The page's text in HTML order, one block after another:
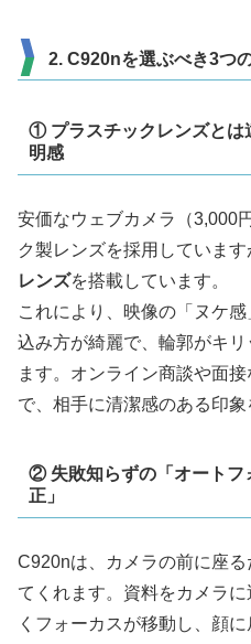
2. C920nを選ぶべき3つ
① プラスチックレンズとは
明感
安価なウェブカメラ（3,000
ク製レンズを採用していま
レンズを搭載しています。
これにより、映像の「ヌケ
込み方が綺麗で、輪郭がキ
ます。オンライン商談や面
で、相手に清潔感のある印象
② 失敗知らずの「オートフ
正」
C920nは、カメラの前に座
てくれます。資料をカメラ
くフォーカスが移動し、顔